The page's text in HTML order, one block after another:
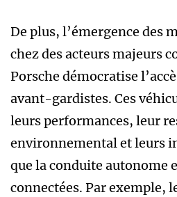
De plus, l’émergence des
chez des acteurs majeurs
Porsche démocratise
avant-gardistes. Ces
leurs performances, leur
environnemental et leurs
que la conduite autonome
connectées. Par exemple,